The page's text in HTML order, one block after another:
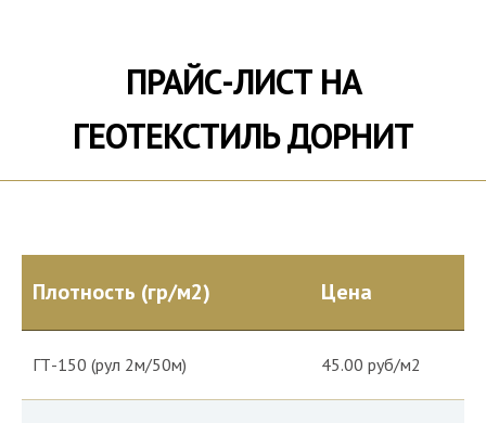
ПРАЙС-ЛИСТ НА
ГЕОТЕКСТИЛЬ ДОРНИТ
Плотность (гр/м2) Цена
ГТ-150 (рул 2м/50м) 45.00 руб/м2